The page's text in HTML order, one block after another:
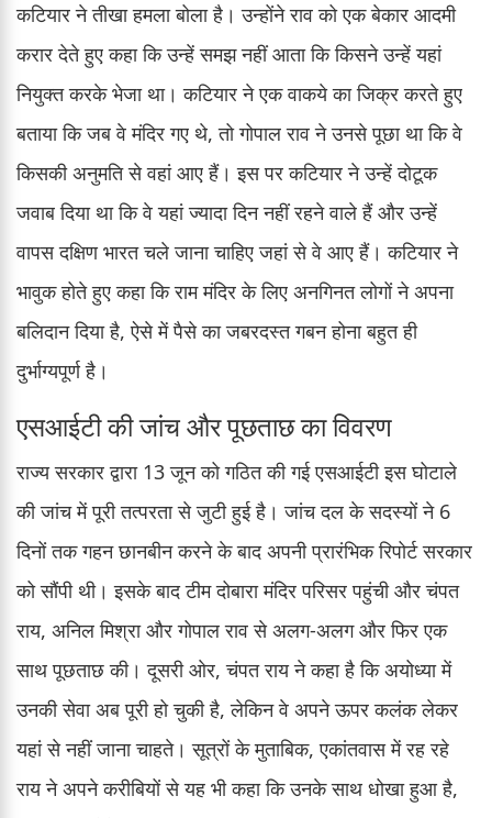
कटियार ने तीखा हमला बोला है। उन्होंने राव को एक बेकार आदमी
करार देते हुए कहा कि उन्हें समझ नहीं आता कि किसने उन्हें यहां
नियुक्त करके भेजा था। कटियार ने एक वाकये का जिक्र करते हुए
बताया कि जब वे मंदिर गए थे, तो गोपाल राव ने उनसे पूछा था कि वे
किसकी अनुमति से वहां आए हैं। इस पर कटियार ने उन्हें दोटूक
जवाब दिया था कि वे यहां ज्यादा दिन नहीं रहने वाले हैं और उन्हें
वापस दक्षिण भारत चले जाना चाहिए जहां से वे आए हैं। कटियार ने
भावुक होते हुए कहा कि राम मंदिर के लिए अनगिनत लोगों ने अपना
बलिदान दिया है, ऐसे में पैसे का जबरदस्त गबन होना बहुत ही
दुर्भाग्यपूर्ण है।
एसआईटी की जांच और पूछताछ का विवरण
राज्य सरकार द्वारा 13 जून को गठित की गई एसआईटी इस घोटाले
की जांच में पूरी तत्परता से जुटी हुई है। जांच दल के सदस्यों ने 6
दिनों तक गहन छानबीन करने के बाद अपनी प्रारंभिक रिपोर्ट सरकार
को सौंपी थी। इसके बाद टीम दोबारा मंदिर परिसर पहुंची और चंपत
राय, अनिल मिश्रा और गोपाल राव से अलग-अलग और फिर एक
साथ पूछताछ की। दूसरी ओर, चंपत राय ने कहा है कि अयोध्या में
उनकी सेवा अब पूरी हो चुकी है, लेकिन वे अपने ऊपर कलंक लेकर
यहां से नहीं जाना चाहते। सूत्रों के मुताबिक, एकांतवास में रह रहे
राय ने अपने करीबियों से यह भी कहा कि उनके साथ धोखा हुआ है,